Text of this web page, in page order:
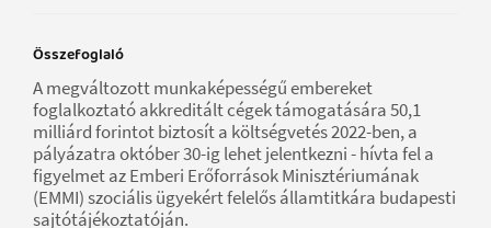
Összefoglaló
A megváltozott munkaképességű embereket
foglalkoztató akkreditált cégek támogatására 50,1
milliárd forintot biztosít a költségvetés 2022-ben, a
pályázatra október 30-ig lehet jelentkezni - hívta fel a
figyelmet az Emberi Erőforrások Minisztériumának
(EMMI) szociális ügyekért felelős államtitkára budapesti
sajtótájékoztatóján.